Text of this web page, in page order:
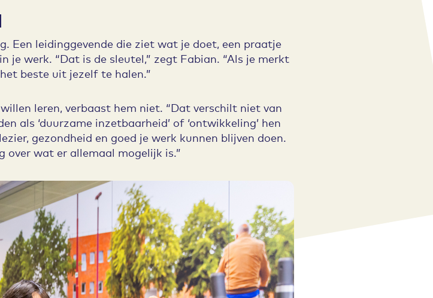
Een leidinggevende die ziet wat je doet, een praatje
werk. “Dat is de sleutel,” zegt Fabian. “Als je merkt
beste uit jezelf te halen.”
leren, verbaast hem niet. “Dat verschilt niet van
als ‘duurzame inzetbaarheid’ of ‘ontwikkeling’ hen
gezondheid en goed je werk kunnen blijven doen.
over wat er allemaal mogelijk is.”